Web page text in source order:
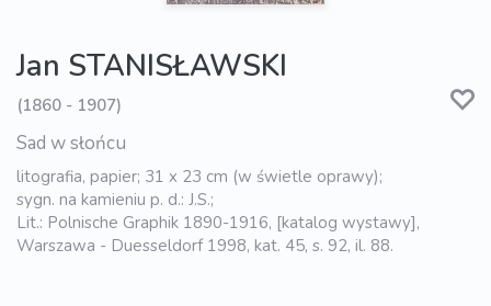
Jan STANISŁAWSKI
(1860 - 1907)
Sad w słońcu
litografia, papier; 31 x 23 cm (w świetle oprawy);
sygn. na kamieniu p. d.: J.S.;
Lit.: Polnische Graphik 1890-1916, [katalog wystawy],
Warszawa - Duesseldorf 1998, kat. 45, s. 92, il. 88.